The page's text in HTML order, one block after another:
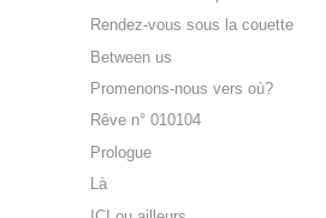
Rendez-vous sous la couette
Between us
Promenons-nous vers où?
Rêve n° 010104
Prologue
Là